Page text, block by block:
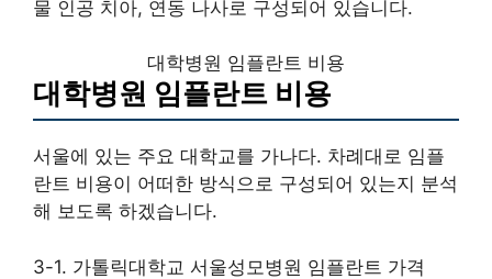
물 인공 치아, 연동 나사로 구성되어 있습니다.
대학병원 임플란트 비용
대학병원 임플란트 비용
서울에 있는 주요 대학교를 가나다. 차례대로 임플
란트 비용이 어떠한 방식으로 구성되어 있는지 분석
해 보도록 하겠습니다.
3-1. 가톨릭대학교 서울성모병원 임플란트 가격